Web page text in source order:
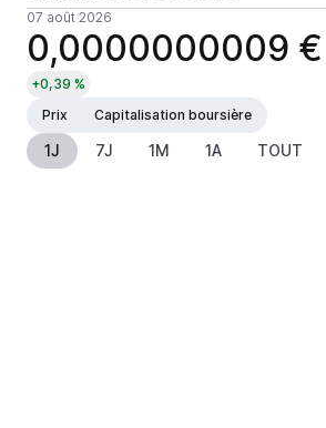
07 août 2026
0,0000000009 €
+0,39 %
Prix
Capitalisation boursière
1J 7J 1M 1A TOUT